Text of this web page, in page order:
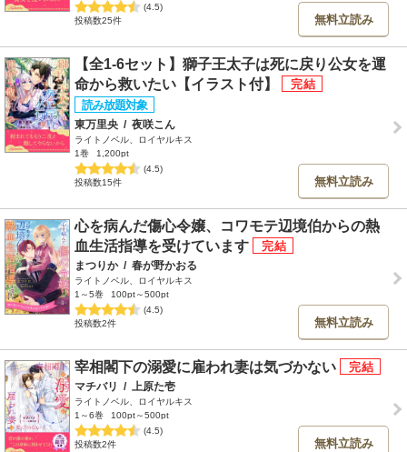
(4.5)
投稿数25件
無料立読み
【全1-6セット】獅子王太子は死に戻り公女を運
命から救いたい【イラスト付】
東万里央 / 夜咲こん
ライトノベル、ロイヤルキス
1巻
1,200pt
(4.5)
投稿数15件
無料立読み
心を病んだ傷心令嬢、コワモテ辺境伯からの熱
血生活指導を受けています
まつりか / 春が野かおる
ライトノベル、ロイヤルキス
1～5巻
100pt～500pt
(4.5)
投稿数2件
無料立読み
宰相閣下の溺愛に雇われ妻は気づかない
マチバリ / 上原た壱
ライトノベル、ロイヤルキス
1～6巻
100pt～500pt
(4.5)
投稿数2件
無料立読み